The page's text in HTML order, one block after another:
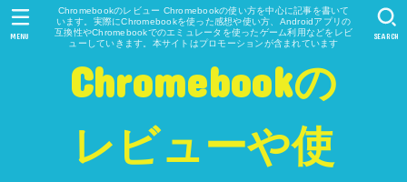
Chromebookのレビュー Chromebookの使い方を中心に記事を書いて
います。実際にChromebookを使った感想や使い方、Androidアプリの
互換性やChromebookでのエミュレータを使ったゲーム利用などをレビ
ューしていきます。本サイトはプロモーションが含まれています
Chromebookの
レビューや使
SEARCH
MENU